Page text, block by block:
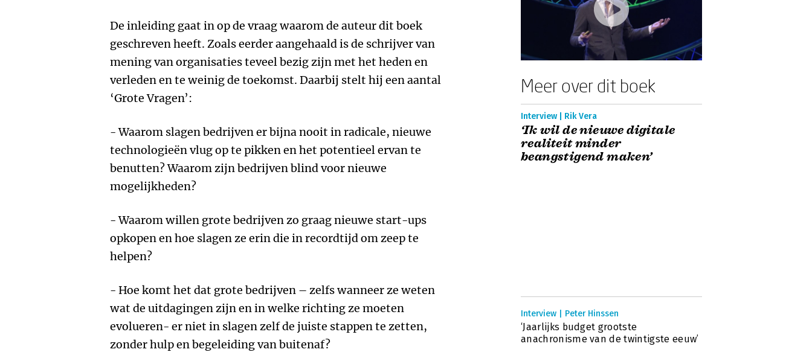
De inleiding gaat in op de vraag waarom de auteur dit boek
geschreven heeft. Zoals eerder aangehaald is de schrijver van
mening van organisaties teveel bezig zijn met het heden en
verleden en te weinig de toekomst. Daarbij stelt hij een aantal
‘Grote Vragen’:
- Waarom slagen bedrijven er bijna nooit in radicale, nieuwe
technologieën vlug op te pikken en het potentieel ervan te
benutten? Waarom zijn bedrijven blind voor nieuwe
mogelijkheden?
- Waarom willen grote bedrijven zo graag nieuwe start-ups
opkopen en hoe slagen ze erin die in recordtijd om zeep te
helpen?
- Hoe komt het dat grote bedrijven – zelfs wanneer ze weten
wat de uitdagingen zijn en in welke richting ze moeten
evolueren- er niet in slagen zelf de juiste stappen te zetten,
zonder hulp en begeleiding van buitenaf?
Meer over dit boek
Interview | Rik Vera
‘Ik wil de nieuwe digitale
realiteit minder
beangstigend maken’
Interview | Peter Hinssen
‘Jaarlijks budget grootste
anachronisme van de twintigste eeuw’